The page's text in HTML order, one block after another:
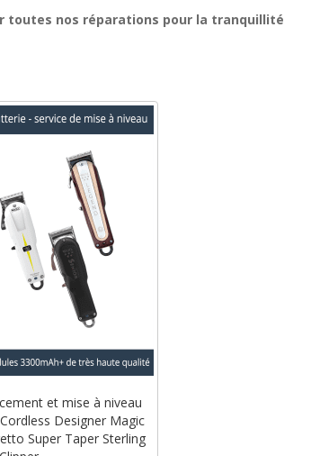
toutes nos réparations pour la tranquillité
et mise à niveau
Designer Magic
Super Taper Sterling